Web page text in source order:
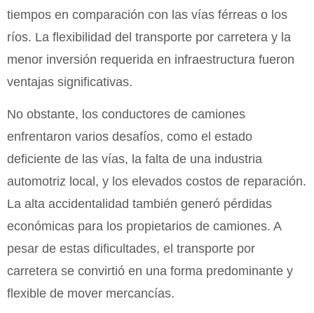
tiempos en comparación con las vías férreas o los
ríos. La flexibilidad del transporte por carretera y la
menor inversión requerida en infraestructura fueron
ventajas significativas.
No obstante, los conductores de camiones
enfrentaron varios desafíos, como el estado
deficiente de las vías, la falta de una industria
automotriz local, y los elevados costos de reparación.
La alta accidentalidad también generó pérdidas
económicas para los propietarios de camiones. A
pesar de estas dificultades, el transporte por
carretera se convirtió en una forma predominante y
flexible de mover mercancías.